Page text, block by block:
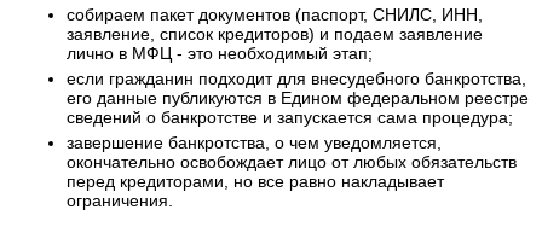
собираем пакет документов (паспорт, СНИЛС, ИНН,
заявление, список кредиторов) и подаем заявление
лично в МФЦ - это необходимый этап;
если гражданин подходит для внесудебного банкротства,
его данные публикуются в Едином федеральном реестре
сведений о банкротстве и запускается сама процедура;
завершение банкротства, о чем уведомляется,
окончательно освобождает лицо от любых обязательств
перед кредиторами, но все равно накладывает
ограничения.